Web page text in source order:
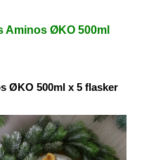
Aminos ØKO 500ml
ØKO 500ml x 5 flasker